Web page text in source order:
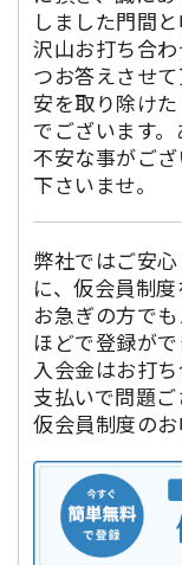
しました門間
沢山お打ち合
つお答えさせ
安を取り除け
でございます
不安な事がご
下さいませ。
弊社ではご安
に、仮会員制度
お急ぎの方で
ほどで登録がで
入会金はお打
支払いで問題ご
仮会員制度のお